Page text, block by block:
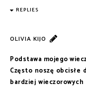
REPLIES
OLIVIA KIJO
Podstawa mojego
Często noszę
bardziej